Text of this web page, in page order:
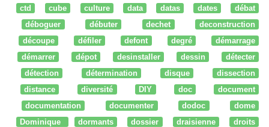
ctd
cube culture data datas dates
débat
déboguer
débuter dechet
deconstruction
découpe
défiler defont degré
démarrage
démarrer
dépot desinstaller dessin
détecter
détection
détermination disque
dissection
distance
diversité DIY doc
document
documentation
documenter dodoc
dome
Dominique
dormants dossier draisienne
droits